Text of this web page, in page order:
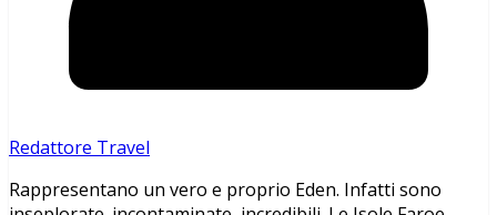
Redattore Travel
Rappresentano un vero e proprio Eden. Infatti sono